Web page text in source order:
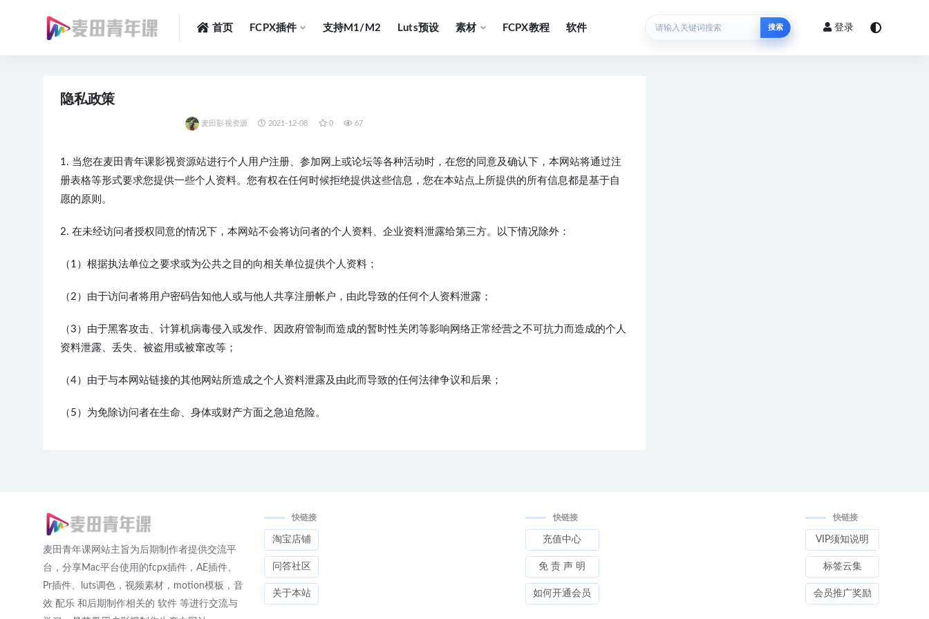
首页 FCPX插件 支持M1/M2 Luts预设 素材 FCPX教程 软件 搜索 登录
隐私政策
麦田影视资源 2021-12-08 0 67
1. 当您在麦田青年课影视资源站进行个人用户注册、参加网上或论坛等各种活动时，在您的同意及确认下，本网站将通过注
册表格等形式要求您提供一些个人资料。您有权在任何时候拒绝提供这些信息，您在本站点上所提供的所有信息都是基于自
愿的原则。
2. 在未经访问者授权同意的情况下，本网站不会将访问者的个人资料、企业资料泄露给第三方。以下情况除外：
（1）根据执法单位之要求或为公共之目的向相关单位提供个人资料；
（2）由于访问者将用户密码告知他人或与他人共享注册帐户，由此导致的任何个人资料泄露；
（3）由于黑客攻击、计算机病毒侵入或发作、因政府管制而造成的暂时性关闭等影响网络正常经营之不可抗力而造成的个人
资料泄露、丢失、被盗用或被窜改等；
（4）由于与本网站链接的其他网站所造成之个人资料泄露及由此而导致的任何法律争议和后果；
（5）为免除访问者在生命、身体或财产方面之急迫危险。
麦田青年课网站主旨为后期制作者提供交流平
台，分享Mac平台使用的fcpx插件，AE插件、
Pr插件、luts调色，视频素材，motion模板，音
效 配乐 和后期制作相关的 软件 等进行交流与
快链接
淘宝店铺
问答社区
关于本站
快链接
充值中心
免 责 声 明
如何开通会员
快链接
VIP须知说明
标签云集
会员推广奖励